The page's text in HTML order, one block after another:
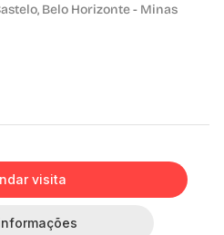
Belo Horizonte - Minas
visita